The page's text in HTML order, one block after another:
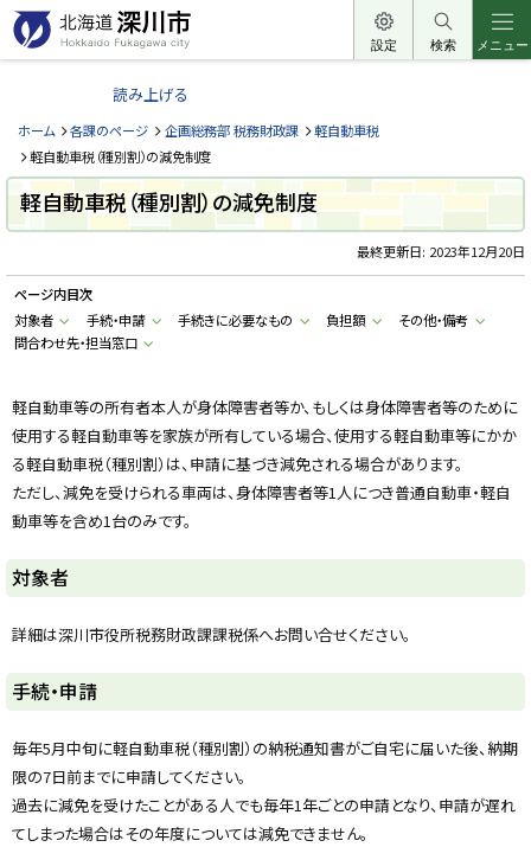
本
文
へ
ー
北
道
深
川
市
H
k
a
d
o
k
a
g
a
w
a
c
i
t
設定 検索 メニュー
読み上げる
ホーム 各課のページ 企画総務部 税務財政課
軽自動車税
軽自動車税（種別割）の減免制度
軽自動車税（種別割）の減免制度
最終更新日: 2023年12月20日
ページ内目次
対象者
手続・申請 手続きに必要なもの 負担額
その他・備考
問合わせ先・担当窓口
軽自動車等の所有者本人が身体障害者等か、もしくは身体障害者等のために
使用する軽自動車等を家族が所有している場合、使用する軽自動車等にかか
る軽自動車税（種別割）は、申請に基づき減免される場合があります。
ただし、減免を受けられる車両は、身体障害者等1人につき普通自動車・軽自
動車等を含め1台のみです。
対象者
詳細は深川市役所税務財政課課税係へお問い合せください。
ト
ッ
プ
に
戻
る
手続・申請
毎年5月中旬に軽自動車税（種別割）の納税通知書がご自宅に届いた後、納期
限の7日前までに申請してください。
過去に減免を受けたことがある人でも毎年1年ごとの申請となり、申請が遅れ
てしまった場合はその年度については減免できません。